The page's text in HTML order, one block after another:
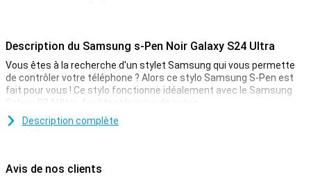
Description du Samsung s-Pen Noir Galaxy S24 Ultra
Vous êtes à la recherche d'un stylet Samsung qui vous permette
de contrôler votre téléphone ? Alors ce stylo Samsung S-Pen est
fait pour vous ! Ce stylo fonctionne idéalement avec le Samsung
Galaxy S24 Ultra, facilitant la prise de notes.
Description complète
Avis de nos clients